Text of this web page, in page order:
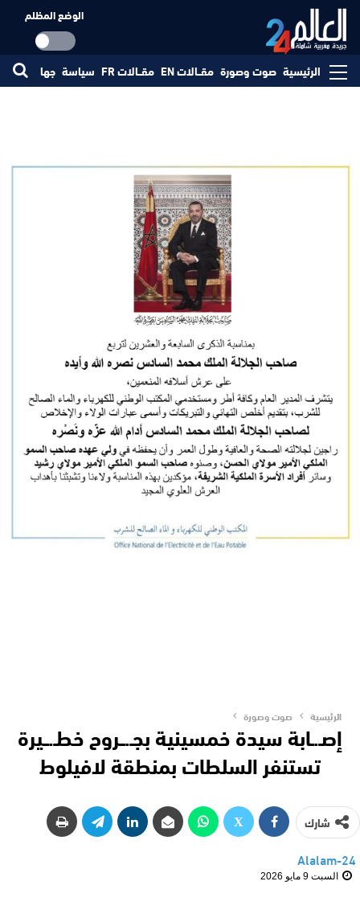
الوضع المظلم
الرئيسية صوت وصورة مقــالات EN مقــالات FR سياسة جهات
الرئيسية صوت وصورة
إصـ.ـابة سيدة خمسينية بجـ.ــروح خطـ.ــيرة
تستنفر السلطات بمنطقة لافيلوط
شارك
Alalam-24
السبت 9 مايو 2026